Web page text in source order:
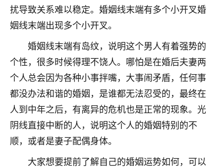
扰导致关系难以稳定。婚姻线末端有多个小开叉婚
姻线末端出现多个小开叉。
婚姻线末端有岛纹，说明这个男人有着强势的
个性，很多时候得理不饶人。哪怕是在婚后夫妻两
个人总会因为各种小事拌嘴，大事闹矛盾，任何事
都没办法和谐的婚姻，是谁都无法忍受的，最终在
人到中年之后，有离异的危机也是正常的现象。光
阴线直接中断的人，说明这个人的婚姻特别的不
顺，或者是妻子配偶身体。
大家想要提前了解自己的婚姻运势如何，可以
心心相印
我身体不太好，总是病病殃殃的，去检查又没什么大
问题，反正就是不舒服。中医西医看遍了，找不到问
题，后来无意中看到有人推荐慧来老师，跟老师聊过
之后，心情豁然开朗，也听老师建议，处理了一些因
果问题。今年以来，身体比以前好多，主要是心情好
了，老师说境随心转，现在深有体会了。
鹿森：是的，其实跟老师聊过之后，最大的感
触，首先就是心态会变好，万般皆是命，半点
不由人！
1天前 来自四川